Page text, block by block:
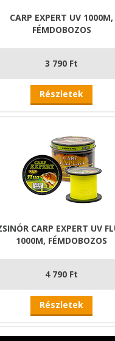
CARP EXPERT UV 1000M,
FÉMDOBOZOS
3 790 Ft
Részletek
CARP EXPERT UV
1000M, FÉMDOBOZOS
4 790 Ft
Részletek